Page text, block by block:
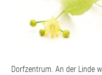
Dorfzentrum. An der Linde